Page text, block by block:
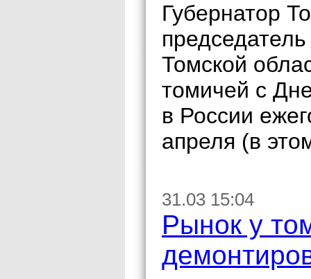
Губернатор
Томской
томичей с
в России
апреля (в
31.03 15:04
Рынок у